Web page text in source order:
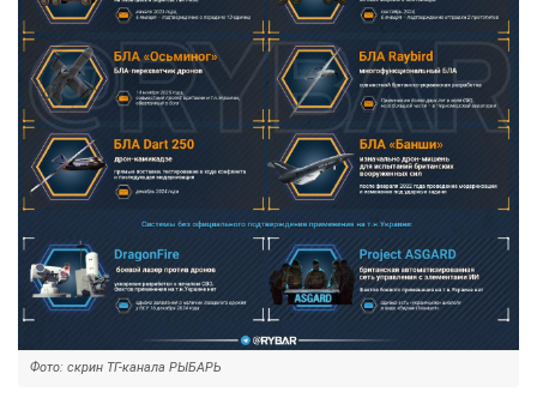
Фото: скрин ТГ-канала РЫБАРЬ